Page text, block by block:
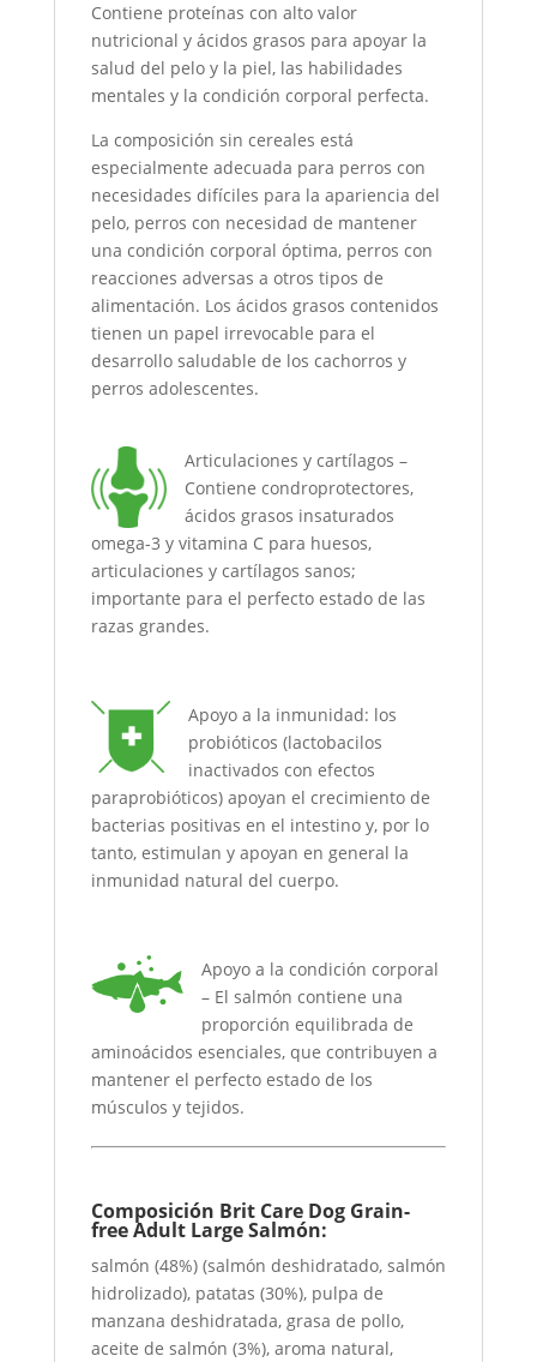
Contiene proteínas con alto valor
nutricional y ácidos grasos para apoyar la
salud del pelo y la piel, las habilidades
mentales y la condición corporal perfecta.
La composición sin cereales está
especialmente adecuada para perros con
necesidades difíciles para la apariencia del
pelo, perros con necesidad de mantener
una condición corporal óptima, perros con
reacciones adversas a otros tipos de
alimentación. Los ácidos grasos contenidos
tienen un papel irrevocable para el
desarrollo saludable de los cachorros y
perros adolescentes.
Articulaciones y cartílagos –
Contiene condroprotectores,
ácidos grasos insaturados
omega-3 y vitamina C para huesos,
articulaciones y cartílagos sanos;
importante para el perfecto estado de las
razas grandes.
Apoyo a la inmunidad: los
probióticos (lactobacilos
inactivados con efectos
paraprobióticos) apoyan el crecimiento de
bacterias positivas en el intestino y, por lo
tanto, estimulan y apoyan en general la
inmunidad natural del cuerpo.
Apoyo a la condición corporal
– El salmón contiene una
proporción equilibrada de
aminoácidos esenciales, que contribuyen a
mantener el perfecto estado de los
músculos y tejidos.
Composición Brit Care Dog Grain-
free Adult Large Salmón:
salmón (48%) (salmón deshidratado, salmón
hidrolizado), patatas (30%), pulpa de
manzana deshidratada, grasa de pollo,
aceite de salmón (3%), aroma natural,